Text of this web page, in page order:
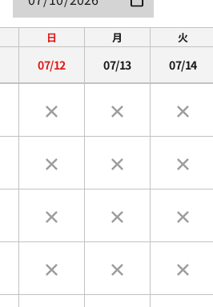
日
07/12
月
07/13
火
07/14